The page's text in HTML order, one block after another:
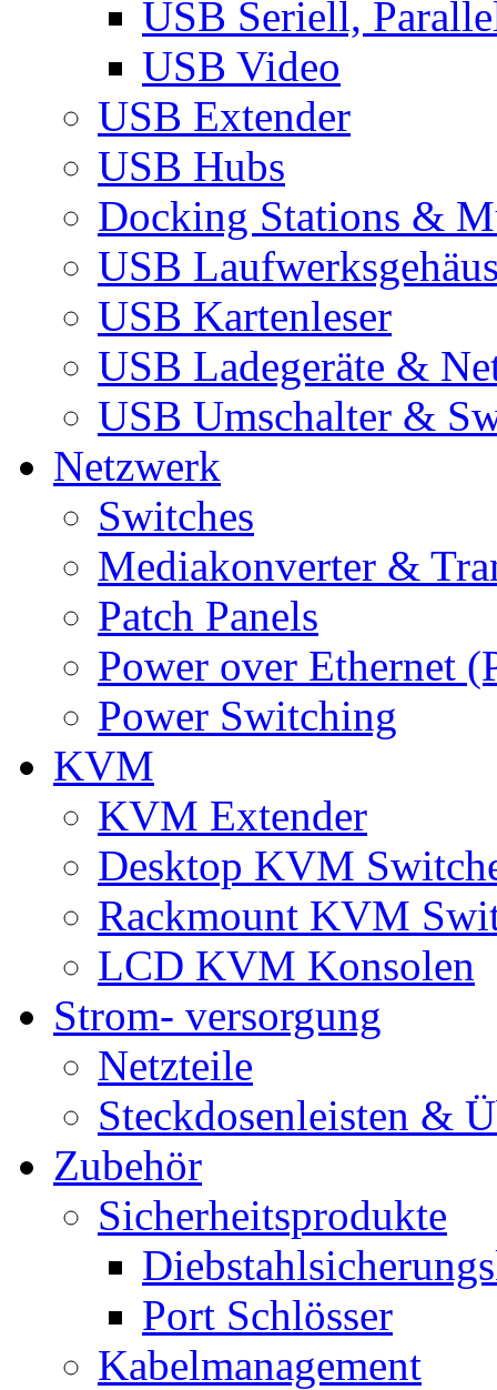
USB Seriell,
USB Video
USB Extender
USB Hubs
Docking Stations &
USB
USB Kartenleser
USB Ladegeräte &
USB Umschalter &
Netzwerk
Switches
Mediakonverter &
Patch Panels
Power over Ethernet
Power Switching
KVM
KVM Extender
Desktop KVM
Rackmount KVM
LCD KVM Konsolen
Strom- versorgung
Netzteile
Steckdosenleisten &
Zubehör
Sicherheitsprodukte
Port Schlösser
Kabelmanagement